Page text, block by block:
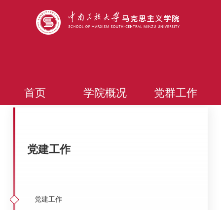
首页 学院概况 党群工作
党建工作
党建工作